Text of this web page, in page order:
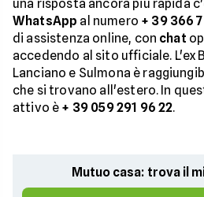
una risposta ancora più rapida
WhatsApp al numero + 39 366
di assistenza online, con chat
accedendo al sito ufficiale. L'ex
Lanciano e Sulmona è
che si trovano all'estero. In
attivo è + 39 059 291 96 22.
Mutuo casa: trova il